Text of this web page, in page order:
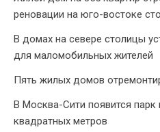
реновации на юго-востоке
В домах на севере столицы
для маломобильных жителей
Пять жилых домов
В Москва-Сити появится
квадратных метров